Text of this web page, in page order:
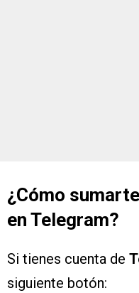
¿Cómo
en Telegram?
Si tienes cuenta de
siguiente botón: